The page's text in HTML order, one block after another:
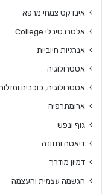
אינדקס צמחי מרפא
אלטרנטיבלי College
אנרגיות חיוביות
אסטרולוגיה
אסטרולוגיה, כוכבים
ארומתרפיה
גוף ונפש
דיאטה ותזונה
דמיון מודרך
הגשמה עצמית והעצמה